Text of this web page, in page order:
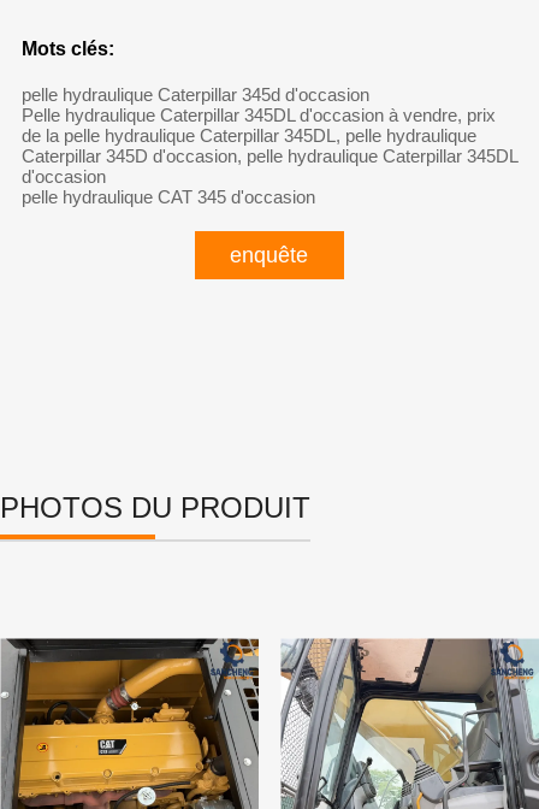
Mots clés:
pelle hydraulique Caterpillar 345d d'occasion
Pelle hydraulique Caterpillar 345DL d'occasion à vendre, prix
de la pelle hydraulique Caterpillar 345DL, pelle hydraulique
Caterpillar 345D d'occasion, pelle hydraulique Caterpillar 345DL
d'occasion
pelle hydraulique CAT 345 d'occasion
enquête
PHOTOS DU PRODUIT